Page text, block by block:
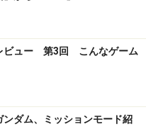
ビュー 第3回 こんなゲーム
ダム、ミッションモード紹